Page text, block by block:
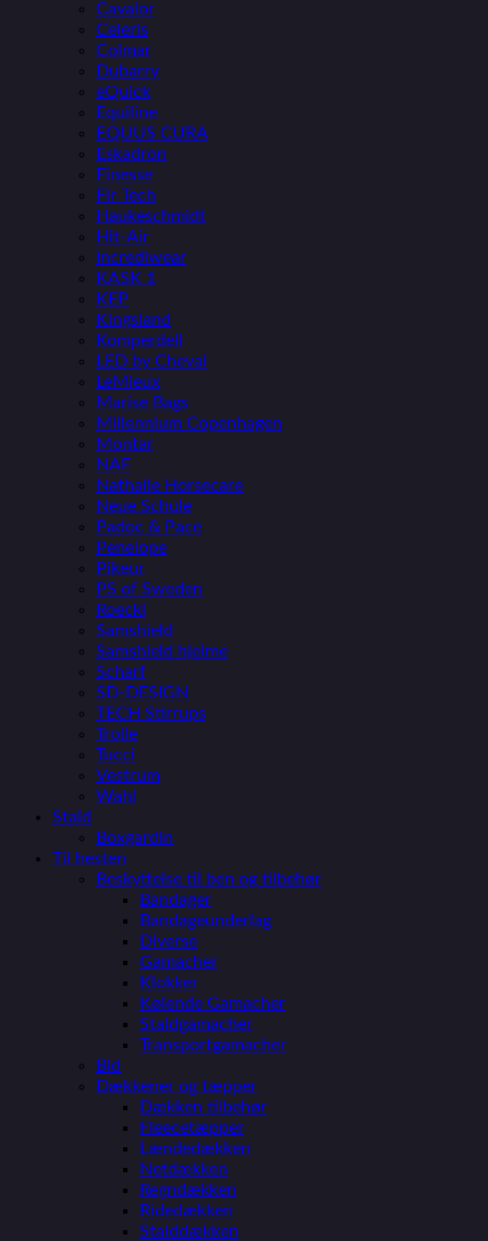
Cavalor
Celeris
Colmar
Dubarry
eQuick
Equiline
EQUUS CURA
Eskadron
Finesse
Fir Tech
Haukeschmidt
Hit-Air
Incrediwear
KASK 1
KEP
Kingsland
Komperdell
LED by Cheval
LeMieux
Marise Bags
Millennium Copenhagen
Montar
NAF
Nathalie Horsecare
Neue Schule
Padoc & Pace
Penelope
Pikeur
PS of Sweden
Roeckl
Samshield
Samshield hjelme
Scharf
SD-DESIGN
TECH Stirrups
Trolle
Tucci
Vestrum
Wahl
Stald
Boxgardin
Til hesten
Beskyttelse til ben og tilbehør
Bandager
Bandageunderlag
Diverse
Gamacher
Klokker
Kølende Gamacher
Staldgamacher
Transportgamacher
Bid
Dækkener og tæpper
Dækken tilbehør
Fleecetæpper
Lændedækken
Netdækken
Regndækken
Ridedækken
Stalddækken